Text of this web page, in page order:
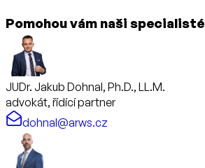
Pomohou vám naši specialisté
JUDr. Jakub Dohnal, Ph.D., LL.M.
advokát, řídící partner
dohnal@arws.cz